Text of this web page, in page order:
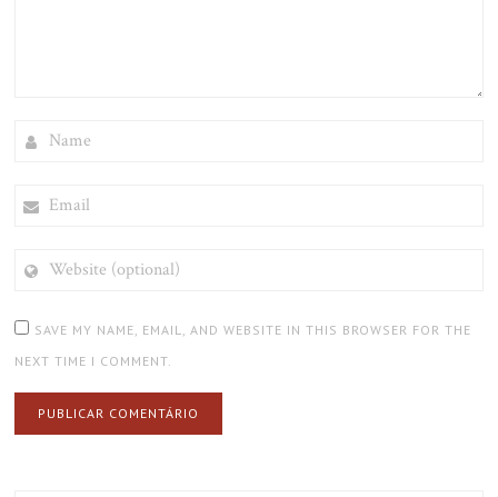
(OPTIONAL)
SAVE MY NAME, EMAIL, AND WEBSITE IN THIS BROWSER FOR THE
NEXT TIME I COMMENT.